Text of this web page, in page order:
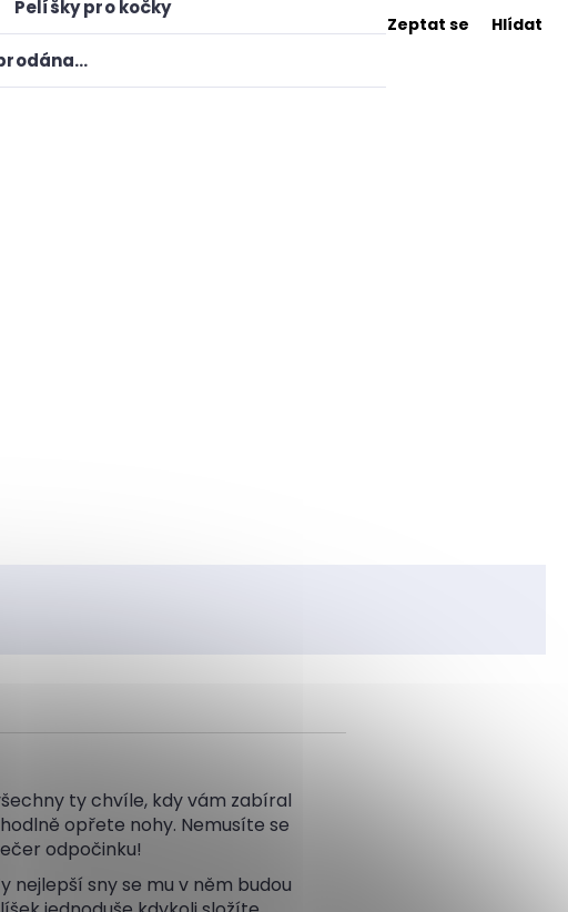
Pelíšky pro kočky
Zeptat se Hlídat
ty chvíle, kdy vám zabíral
opřete nohy. Nemusíte se
odpočinku!
nejlepší sny se mu v něm budou